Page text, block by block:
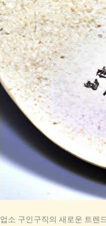
업소 구인구직의 새로운 트렌